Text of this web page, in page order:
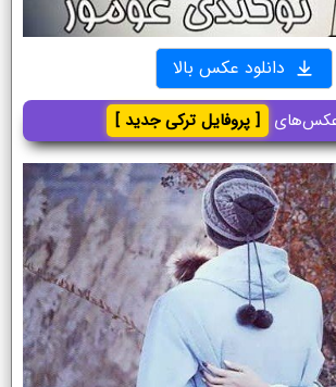
دانلود عکس بالا
عکس‌های [ پروفایل ترکی جدید ]